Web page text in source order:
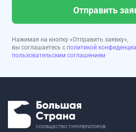
Отправить
Нажимая на кнопку «Отправить заявку»,
вы соглашаетесь с политикой
пользовательским соглашением